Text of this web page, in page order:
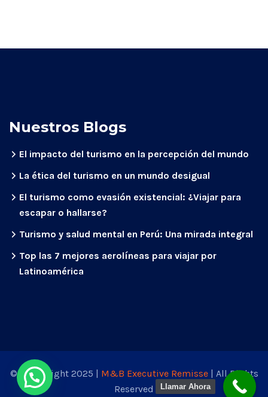
Nuestros Blogs
El impacto del turismo en la percepción del mundo
La ética del turismo en un mundo desigual
El turismo como evasión existencial: ¿Viajar para
escapar o hallarse?
Turismo y salud mental en Perú: Una mirada integral
Top las 7 mejores aerolíneas para viajar por
Latinoamérica
© Coppyright 2025 | M&B Executive Remisse | All Rights
Reserved
Llamar Ahora